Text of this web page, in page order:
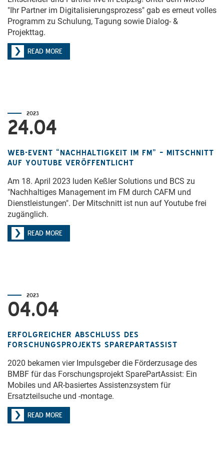
"Ihr Partner im Digitalisierungsprozess" gab es erneut volles
Programm zu Schulung, Tagung sowie Dialog- &
Projekttag.
READ MORE
2023
24.04
WEB-EVENT “NACHHALTIGKEIT IM FM” – MITSCHNITT
AUF YOUTUBE VERÖFFENTLICHT
Am 18. April 2023 luden Keßler Solutions und BCS zu
"Nachhaltiges Management im FM durch CAFM und
Dienstleistungen". Der Mitschnitt ist nun auf Youtube frei
zugänglich.
READ MORE
2023
04.04
ERFOLGREICHER ABSCHLUSS DES
FORSCHUNGSPROJEKTS SPAREPARTASSIST
2020 bekamen vier Impulsgeber die Förderzusage des
BMBF für das Forschungsprojekt SparePartAssist: Ein
Mobiles und AR-basiertes Assistenzsystem für
Ersatzteilsuche und -montage.
READ MORE